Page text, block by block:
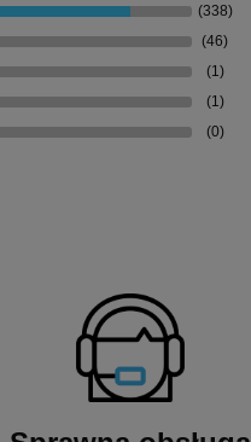
(338)
(46)
(1)
(1)
(0)